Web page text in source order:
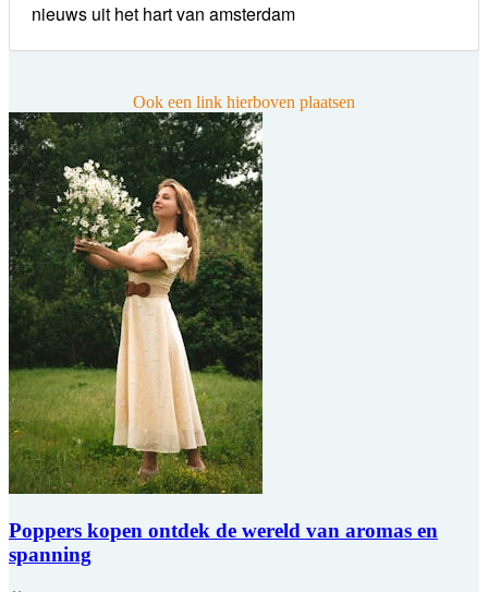
nieuws uit het hart van amsterdam
Ook een link hierboven plaatsen
Poppers kopen ontdek de wereld van aromas en
spanning